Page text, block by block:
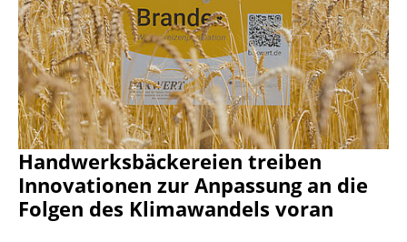
Handwerksbäckereien treiben
Innovationen zur Anpassung an die
Folgen des Klimawandels voran